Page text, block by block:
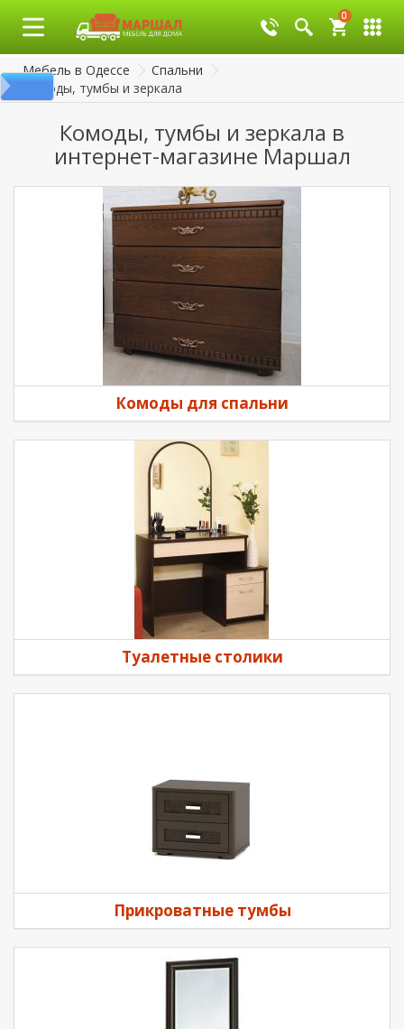
0
0
Мебель в Одессе
Спальни
Комоды, тумбы и зеркала
Комоды, тумбы и зеркала в
интернет-магазине Маршал
Комоды для спальни
Туалетные столики
Прикроватные тумбы